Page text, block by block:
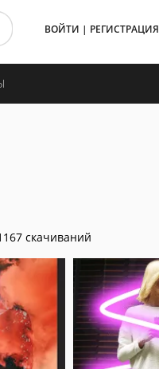
ВОЙТИ | РЕГИСТРАЦИЯ
скачиваний